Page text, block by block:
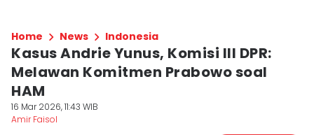
Home News Indonesia
Kasus Andrie Yunus, Komisi III DPR:
Melawan Komitmen Prabowo soal
HAM
16 Mar 2026, 11:43 WIB
Amir Faisol